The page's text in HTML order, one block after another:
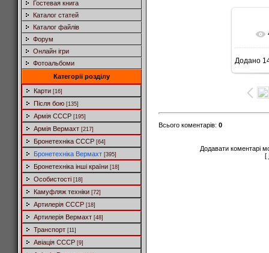
Гостевая книга
Каталог статей
Каталог файлів
Форум
Онлайн ігри
Фотоальбоми
Категорії розділу
Карти [16]
Після бою [135]
Армія СССР [195]
Армія Вермахт [217]
Бронетехніка СССР [64]
Бронетехніка Вермахт [395]
Бронетехніка інші країни [18]
Особистості [18]
Камуфляж техніки [72]
Артилерія СССР [18]
Артилерія Вермахт [48]
Транспорт [11]
Авіація СССР [9]
Додано
Всього коментарів: 0
Додавати коментарі
[